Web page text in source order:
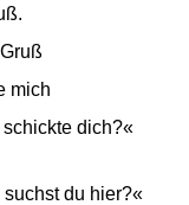
mich
dich?«
du hier?«